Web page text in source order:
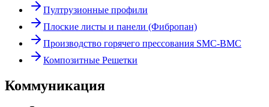
Пултрузионные профили
Плоские листы и панели (Фибропан)
Производство горячего прессования SMC-BMC
Композитные Решетки
Коммуникация